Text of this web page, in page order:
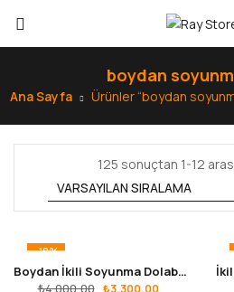
boydan
Ana Sayfa Ürünler “boydan
125 sonuçtan 1-12
-18%
Boydan İkili Soyunma Dolabı RS.10.01.06
₺4.000,00 ₺3.300,00